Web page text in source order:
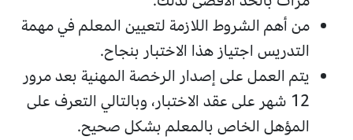
من أهم الشروط اللازمة لتعيين المعلم في مهمة
التدريس اجتياز هذا الاختبار بنجاح.
يتم العمل على إصدار الرخصة المهنية بعد مرور
12 شهر على عقد الاختبار، وبالتالي التعرف على
المؤهل الخاص بالمعلم بشكل صحيح.